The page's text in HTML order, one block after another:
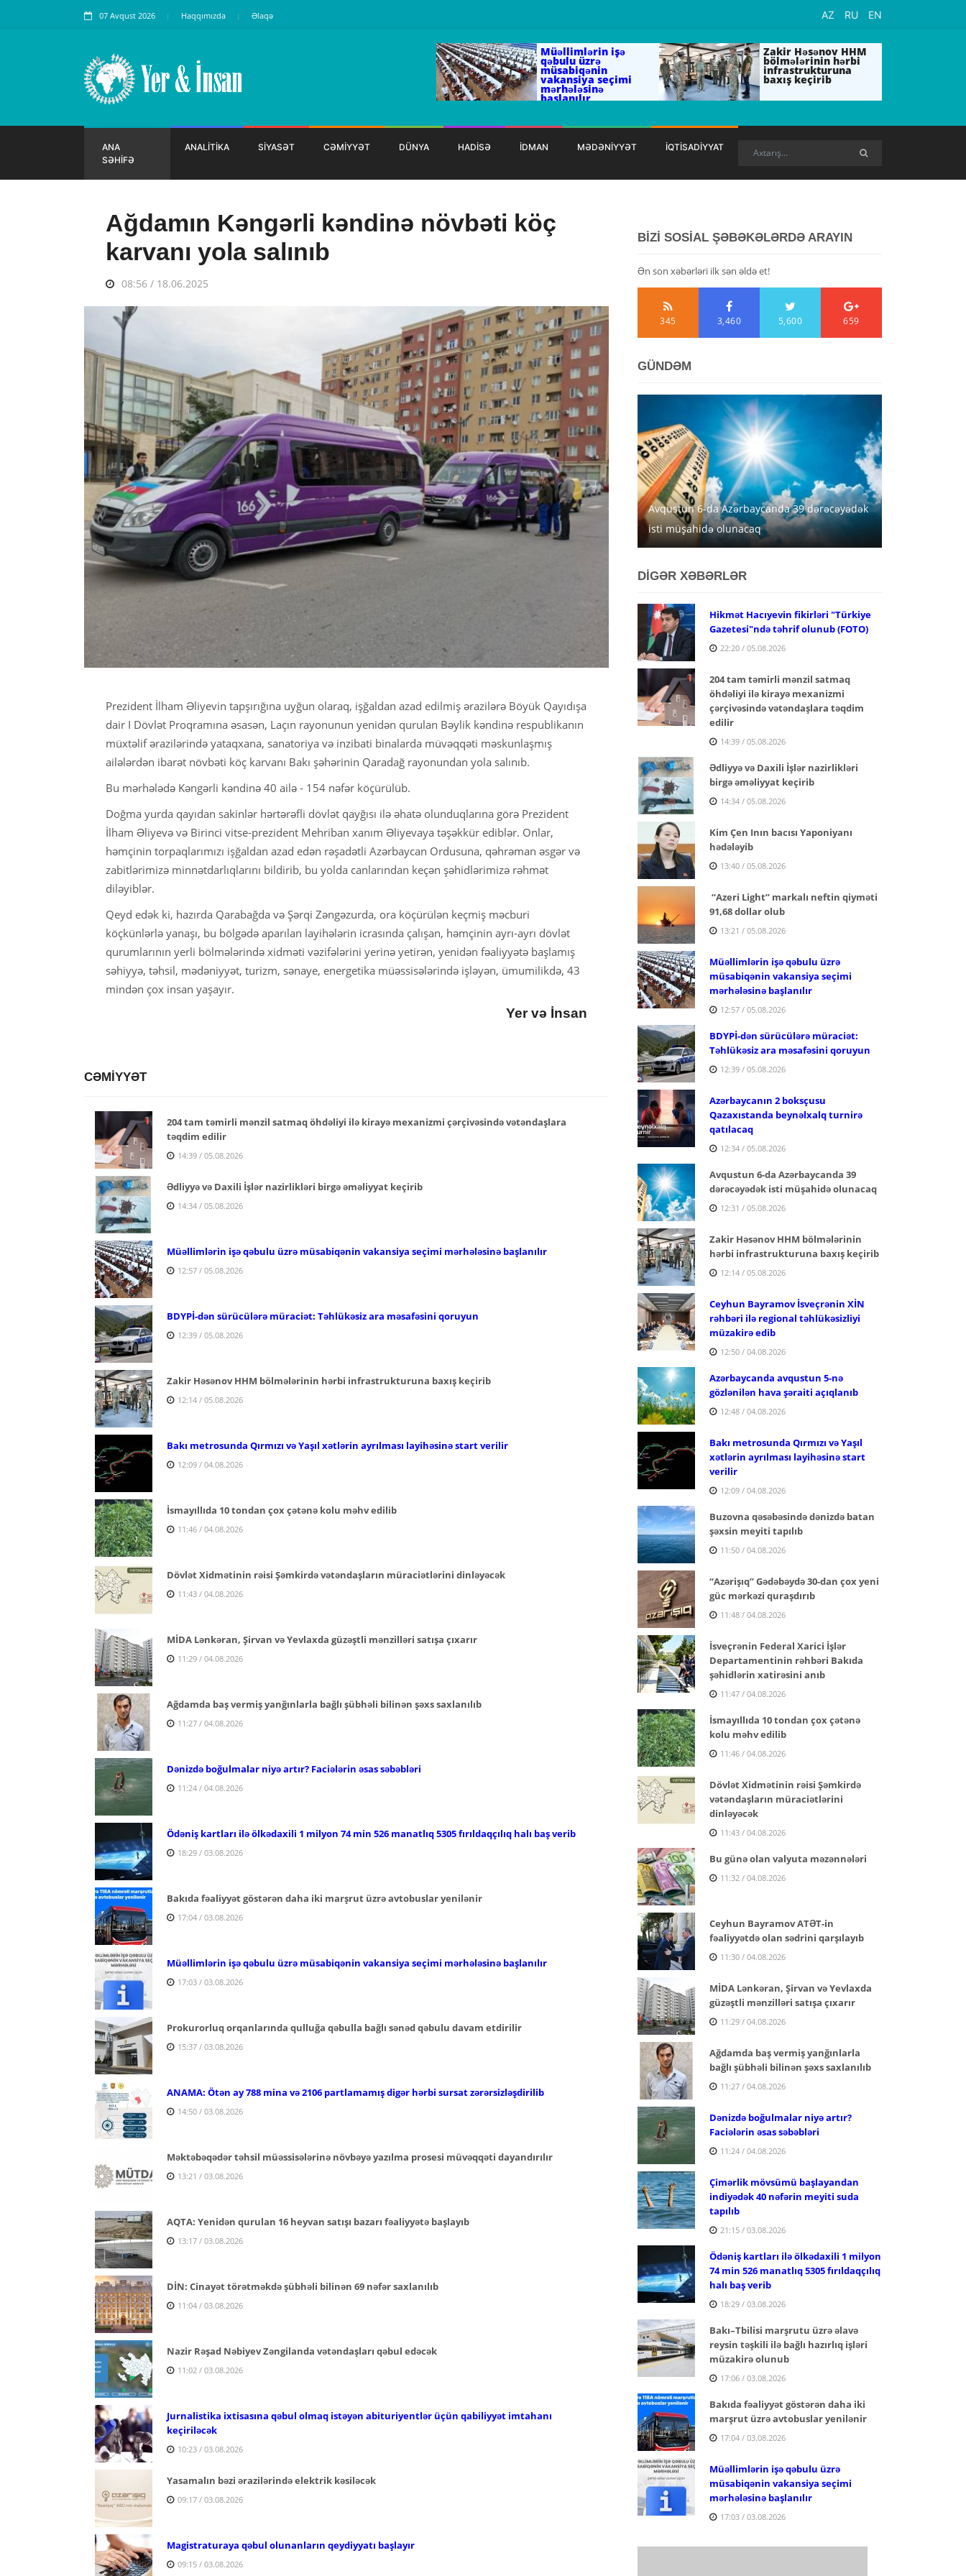
07 Avqust 2026 Haqqımızda Əlaqə AZ RU EN
Müəllimlərin işə
qəbulu üzrə
müsabiqənin
vakansiya seçimi
mərhələsinə
başlanılır
Zakir Həsənov HHM
bölmələrinin hərbi
infrastrukturuna
baxış keçirib
ANA
SƏHİFƏ
ANALİTİKA SİYASƏT CƏMİYYƏT DÜNYA HADİSƏ İDMAN MƏDƏNİYYƏT İQTİSADİYYAT
Ağdamın Kəngərli kəndinə növbəti köç
karvanı yola salınıb
08:56 / 18.06.2025
Prezident İlham Əliyevin tapşırığına uyğun olaraq, işğaldan azad edilmiş ərazilərə Böyük Qayıdışa
dair I Dövlət Proqramına əsasən, Laçın rayonunun yenidən qurulan Bəylik kəndinə respublikanın
müxtəlif ərazilərində yataqxana, sanatoriya və inzibati binalarda müvəqqəti məskunlaşmış
ailələrdən ibarət növbəti köç karvanı Bakı şəhərinin Qaradağ rayonundan yola salınıb.
Bu mərhələdə Kəngərli kəndinə 40 ailə - 154 nəfər köçürülüb.
Doğma yurda qayıdan sakinlər hərtərəfli dövlət qayğısı ilə əhatə olunduqlarına görə Prezident
İlham Əliyevə və Birinci vitse-prezident Mehriban xanım Əliyevaya təşəkkür ediblər. Onlar,
həmçinin torpaqlarımızı işğaldan azad edən rəşadətli Azərbaycan Ordusuna, qəhrəman əsgər və
zabitlərimizə minnətdarlıqlarını bildirib, bu yolda canlarından keçən şəhidlərimizə rəhmət
diləyiblər.
Qeyd edək ki, hazırda Qarabağda və Şərqi Zəngəzurda, ora köçürülən keçmiş məcburi
köçkünlərlə yanaşı, bu bölgədə aparılan layihələrin icrasında çalışan, həmçinin ayrı-ayrı dövlət
qurumlarının yerli bölmələrində xidməti vəzifələrini yerinə yetirən, yenidən fəaliyyətə başlamış
səhiyyə, təhsil, mədəniyyət, turizm, sənaye, energetika müəssisələrində işləyən, ümumilikdə, 43
mindən çox insan yaşayır.
Yer və İnsan
CƏMİYYƏT
204 tam təmirli mənzil satmaq öhdəliyi ilə kirayə mexanizmi çərçivəsində vətəndaşlara
təqdim edilir
14:39 / 05.08.2026
Ədliyyə və Daxili İşlər nazirlikləri birgə əməliyyat keçirib
14:34 / 05.08.2026
Müəllimlərin işə qəbulu üzrə müsabiqənin vakansiya seçimi mərhələsinə başlanılır
12:57 / 05.08.2026
BDYPİ-dən sürücülərə müraciət: Təhlükəsiz ara məsafəsini qoruyun
12:39 / 05.08.2026
Zakir Həsənov HHM bölmələrinin hərbi infrastrukturuna baxış keçirib
12:14 / 05.08.2026
Bakı metrosunda Qırmızı və Yaşıl xətlərin ayrılması layihəsinə start verilir
12:09 / 04.08.2026
İsmayıllıda 10 tondan çox çətənə kolu məhv edilib
11:46 / 04.08.2026
Dövlət Xidmətinin rəisi Şəmkirdə vətəndaşların müraciətlərini dinləyəcək
11:43 / 04.08.2026
MİDA Lənkəran, Şirvan və Yevlaxda güzəştli mənzilləri satışa çıxarır
11:29 / 04.08.2026
Ağdamda baş vermiş yanğınlarla bağlı şübhəli bilinən şəxs saxlanılıb
11:27 / 04.08.2026
Dənizdə boğulmalar niyə artır? Faciələrin əsas səbəbləri
11:24 / 04.08.2026
Ödəniş kartları ilə ölkədaxili 1 milyon 74 min 526 manatlıq 5305 fırıldaqçılıq halı baş verib
18:29 / 03.08.2026
Bakıda fəaliyyət göstərən daha iki marşrut üzrə avtobuslar yenilənir
17:04 / 03.08.2026
Müəllimlərin işə qəbulu üzrə müsabiqənin vakansiya seçimi mərhələsinə başlanılır
17:03 / 03.08.2026
Prokurorluq orqanlarında qulluğa qəbulla bağlı sənəd qəbulu davam etdirilir
15:37 / 03.08.2026
ANAMA: Ötən ay 788 mina və 2106 partlamamış digər hərbi sursat zərərsizləşdirilib
14:50 / 03.08.2026
Məktəbəqədər təhsil müəssisələrinə növbəyə yazılma prosesi müvəqqəti dayandırılır
13:21 / 03.08.2026
AQTA: Yenidən qurulan 16 heyvan satışı bazarı fəaliyyətə başlayıb
13:17 / 03.08.2026
DİN: Cinayət törətməkdə şübhəli bilinən 69 nəfər saxlanılıb
11:04 / 03.08.2026
Nazir Rəşad Nəbiyev Zəngilanda vətəndaşları qəbul edəcək
11:02 / 03.08.2026
Jurnalistika ixtisasına qəbul olmaq istəyən abituriyentlər üçün qabiliyyət imtahanı
keçiriləcək
10:23 / 03.08.2026
Yasamalın bəzi ərazilərində elektrik kəsiləcək
09:17 / 03.08.2026
Magistraturaya qəbul olunanların qeydiyyatı başlayır
09:15 / 03.08.2026
BİZİ SOSİAL ŞƏBƏKƏLƏRDƏ ARAYIN
Ən son xəbərləri ilk sən əldə et!
345 3,460 5,600 659
GÜNDƏM
Avqustun 6-da Azərbaycanda 39 dərəcəyədək
isti müşahidə olunacaq
DİGƏR XƏBƏRLƏR
Hikmət Hacıyevin fikirləri "Türkiye
Gazetesi"ndə təhrif olunub (FOTO)
22:20 / 05.08.2026
204 tam təmirli mənzil satmaq
öhdəliyi ilə kirayə mexanizmi
çərçivəsində vətəndaşlara təqdim
edilir
14:39 / 05.08.2026
Ədliyyə və Daxili İşlər nazirlikləri
birgə əməliyyat keçirib
14:34 / 05.08.2026
Kim Çen Inın bacısı Yaponiyanı
hədələyib
13:40 / 05.08.2026
“Azeri Light” markalı neftin qiyməti
91,68 dollar olub
13:21 / 05.08.2026
Müəllimlərin işə qəbulu üzrə
müsabiqənin vakansiya seçimi
mərhələsinə başlanılır
12:57 / 05.08.2026
BDYPİ-dən sürücülərə müraciət:
Təhlükəsiz ara məsafəsini qoruyun
12:39 / 05.08.2026
Azərbaycanın 2 boksçusu
Qazaxıstanda beynəlxalq turnirə
qatılacaq
12:34 / 05.08.2026
Avqustun 6-da Azərbaycanda 39
dərəcəyədək isti müşahidə olunacaq
12:31 / 05.08.2026
Zakir Həsənov HHM bölmələrinin
hərbi infrastrukturuna baxış keçirib
12:14 / 05.08.2026
Ceyhun Bayramov İsveçrənin XİN
rəhbəri ilə regional təhlükəsizliyi
müzakirə edib
12:50 / 04.08.2026
Azərbaycanda avqustun 5-nə
gözlənilən hava şəraiti açıqlanıb
12:48 / 04.08.2026
Bakı metrosunda Qırmızı və Yaşıl
xətlərin ayrılması layihəsinə start
verilir
12:09 / 04.08.2026
Buzovna qəsəbəsində dənizdə batan
şəxsin meyiti tapılıb
11:50 / 04.08.2026
“Azərişıq” Gədəbəydə 30-dan çox yeni
güc mərkəzi quraşdırıb
11:48 / 04.08.2026
İsveçrənin Federal Xarici İşlər
Departamentinin rəhbəri Bakıda
şəhidlərin xatirəsini anıb
11:47 / 04.08.2026
İsmayıllıda 10 tondan çox çətənə
kolu məhv edilib
11:46 / 04.08.2026
Dövlət Xidmətinin rəisi Şəmkirdə
vətəndaşların müraciətlərini
dinləyəcək
11:43 / 04.08.2026
Bu günə olan valyuta məzənnələri
11:32 / 04.08.2026
Ceyhun Bayramov ATƏT-in
fəaliyyətdə olan sədrini qarşılayıb
11:30 / 04.08.2026
MİDA Lənkəran, Şirvan və Yevlaxda
güzəştli mənzilləri satışa çıxarır
11:29 / 04.08.2026
Ağdamda baş vermiş yanğınlarla
bağlı şübhəli bilinən şəxs saxlanılıb
11:27 / 04.08.2026
Dənizdə boğulmalar niyə artır?
Faciələrin əsas səbəbləri
11:24 / 04.08.2026
Çimərlik mövsümü başlayandan
indiyədək 40 nəfərin meyiti suda
tapılıb
21:15 / 03.08.2026
Ödəniş kartları ilə ölkədaxili 1 milyon
74 min 526 manatlıq 5305 fırıldaqçılıq
halı baş verib
18:29 / 03.08.2026
Bakı–Tbilisi marşrutu üzrə əlavə
reysin təşkili ilə bağlı hazırlıq işləri
müzakirə olunub
17:06 / 03.08.2026
Bakıda fəaliyyət göstərən daha iki
marşrut üzrə avtobuslar yenilənir
17:04 / 03.08.2026
Müəllimlərin işə qəbulu üzrə
müsabiqənin vakansiya seçimi
mərhələsinə başlanılır
17:03 / 03.08.2026